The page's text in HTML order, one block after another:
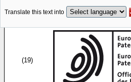
Translate this text into
(19)